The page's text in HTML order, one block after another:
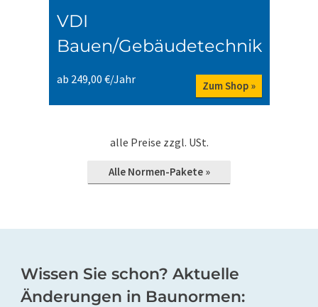
VDI
Bauen/Gebäudetechnik
ab 249,00 €/Jahr Zum Shop »
alle Preise zzgl. USt.
Alle Normen-Pakete »
Wissen Sie schon? Aktuelle
Änderungen in Baunormen: